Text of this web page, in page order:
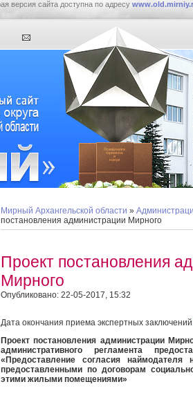
версия сайта доступна по адресу
Мирный Архангельской области »
постановления администрации Мирного
Проект постановления
Мирного
Опубликовано: 22-05-2017, 15:32
Дата окончания приема экспертных
Проект постановления администрации
административного регламента
«Предоставление согласия
предоставленными по договорам
этими жилыми помещениями»